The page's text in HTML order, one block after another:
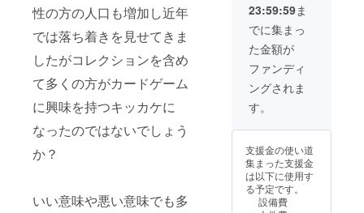
性の方の人口も増加し近年
では落ち着きを見せてきま
したがコレクションを含め
て多くの方がカードゲーム
に興味を持つキッカケに
なったのではないでしょう
か？
いい意味や悪い意味でも多
す。 ※キャスト
直筆メッセージ
は１通を送付致
します。 ※キャ
スト直筆メッ
セージの担当を
選ぶ事は出来ま
せん。 ※キャス
トカードはサイ
ン入りを[全種
類]を送付致しま
す。 ※感謝状に
記載する宛名
（ニックネー
ム）を御記載く
ださい。
23:59:59ま
でに集まっ
た金額が
ファンディ
ングされま
す。
支援金の使い道
集まった支援金
は以下に使用す
る予定です。
設備費